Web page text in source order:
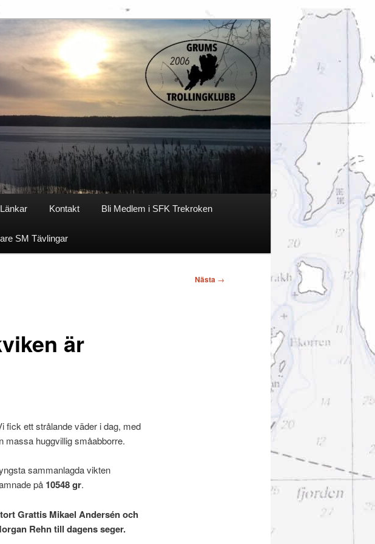
Länkar Kontakt Bli Medlem i SFK Trekroken
SM Tävlingar
Nästa →
är
fick ett strålande väder i dag, med
massa huggvillig småabborre.
sammanlagda vikten
på 10548 gr.
Grattis Mikael Andersén och
Rehn till dagens seger.